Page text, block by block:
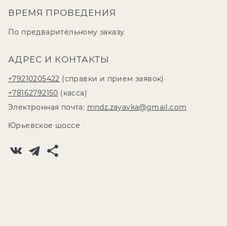
ВРЕМЯ ПРОВЕДЕНИЯ
По предварительному заказу
АДРЕС И КОНТАКТЫ
+79210205422 (справки и прием заявок)
+78162792150 (касса)
Электронная почта: mndz.zayavka@gmail.com
Юрьевское шоссе